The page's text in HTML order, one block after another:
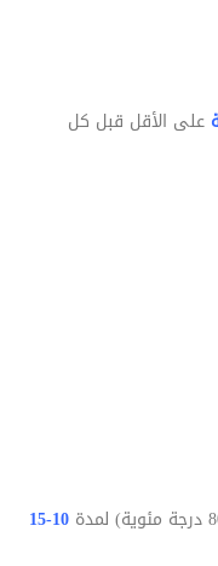
على الأقل قبل كل
10-15